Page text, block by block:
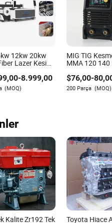
12kw 20kw
Lazer Kesim
1500W
3000W 6000W
Çelik Metal
-8.999,00
(MOQ)
MIG TIG
MMA 120
Endüstriyel
Kaynak
$76,00-
200 Parça (MOQ)
Kalite Zr192 Tek
Toyota Hiace